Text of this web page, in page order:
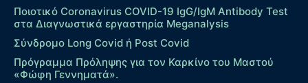
Ποιοτικό Coronavirus COVID-19 IgG/IgM Antibody Test
στα Διαγνωστικά εργαστηρία Meganalysis
Σύνδρομο Long Covid ή Post Covid
Πρόγραμμα Πρόληψης για τον Καρκίνο του Μαστού
«Φώφη Γεννηματά».